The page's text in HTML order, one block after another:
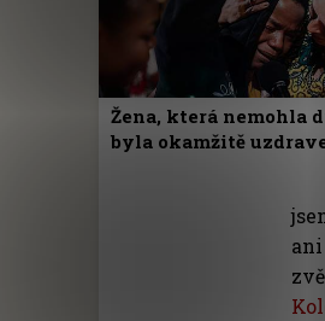
Žena, která nemohla
byla okamžitě